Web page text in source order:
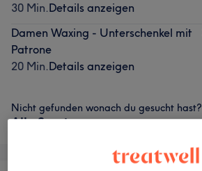
30 Min.Details anzeigen
Damen Waxing - Unterschenkel mit
Patrone
20 Min.Details anzeigen
Nicht gefunden wonach du gesucht hast?
Alle Services